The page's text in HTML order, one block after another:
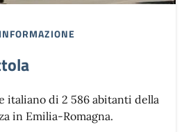
italiano di 2 586 abitanti della
in Emilia-Romagna.